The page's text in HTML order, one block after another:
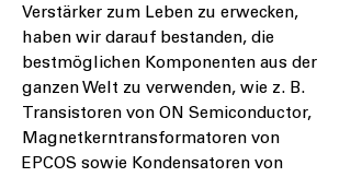
Verstärker zum Leben zu erwecken,
haben wir darauf bestanden, die
bestmöglichen Komponenten aus der
ganzen Welt zu verwenden, wie z. B.
Transistoren von ON Semiconductor,
Magnetkerntransformatoren von
EPCOS sowie Kondensatoren von